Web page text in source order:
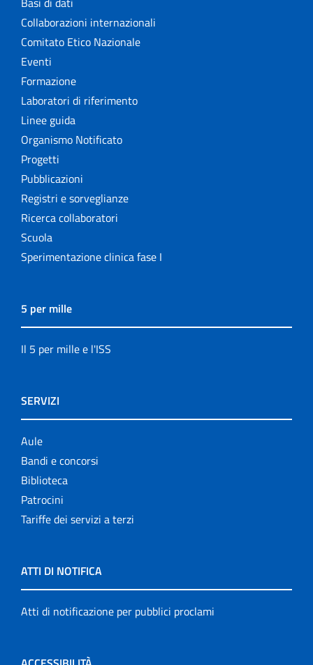
Collaborazioni internazionali
Comitato Etico Nazionale
Eventi
Formazione
Laboratori di riferimento
Linee guida
Organismo Notificato
Progetti
Pubblicazioni
Registri e sorveglianze
Ricerca collaboratori
Scuola
Sperimentazione clinica fase I
5 per mille
Il 5 per mille e l'ISS
SERVIZI
Aule
Bandi e concorsi
Biblioteca
Patrocini
Tariffe dei servizi a terzi
ATTI DI NOTIFICA
Atti di notificazione per pubblici proclami